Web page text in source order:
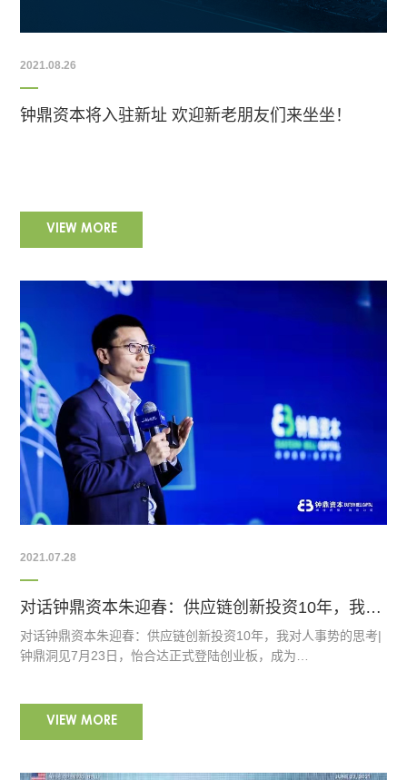
2021.08.26
钟鼎资本将入驻新址 欢迎新老朋友们来坐坐！
VIEW MORE
2021.07.28
对话钟鼎资本朱迎春：供应链创新投资10年，我对人事势的思考|钟鼎洞见
对话钟鼎资本朱迎春：供应链创新投资10年，我对人事势的思考|
钟鼎洞见7月23日，怡合达正式登陆创业板，成为…
VIEW MORE